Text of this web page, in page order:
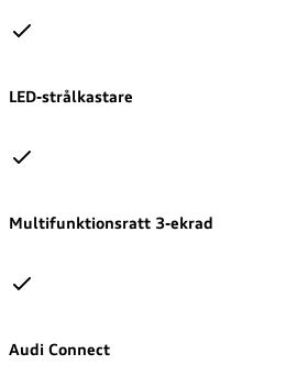
LED-strålkastare
Multifunktionsratt 3-ekrad
Audi Connect